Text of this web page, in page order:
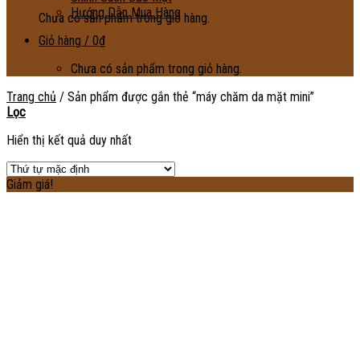
Chưa có sản phẩm trong giỏ hàng.
Hướng Dẫn Mua Hàng
Giỏ hàng / 0₫
Chưa có sản phẩm trong giỏ hàng.
Trang chủ / Sản phẩm được gắn thẻ “máy chăm da mặt mini”
Lọc
Hiển thị kết quả duy nhất
Giảm giá!